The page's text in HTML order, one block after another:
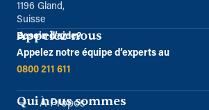
1196 Gland,
Suisse
Appelez-nous
Besoin d’aide?
Appelez notre équipe d’experts au
0800 211 611
Qui nous sommes
À Propos